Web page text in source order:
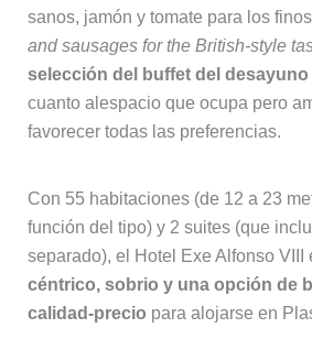
sanos, jamón y tomate para los
and sausages for the British-style
selección del buffet del desayuno
cuanto alespacio que ocupa pero
favorecer todas las preferencias.
Con 55 habitaciones (de 12 a 23
función del tipo) y 2 suites (que
separado), el Hotel Exe Alfonso VIII
céntrico, sobrio y una opción de
calidad-precio para alojarse en